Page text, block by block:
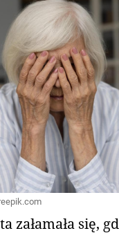
załamała się,